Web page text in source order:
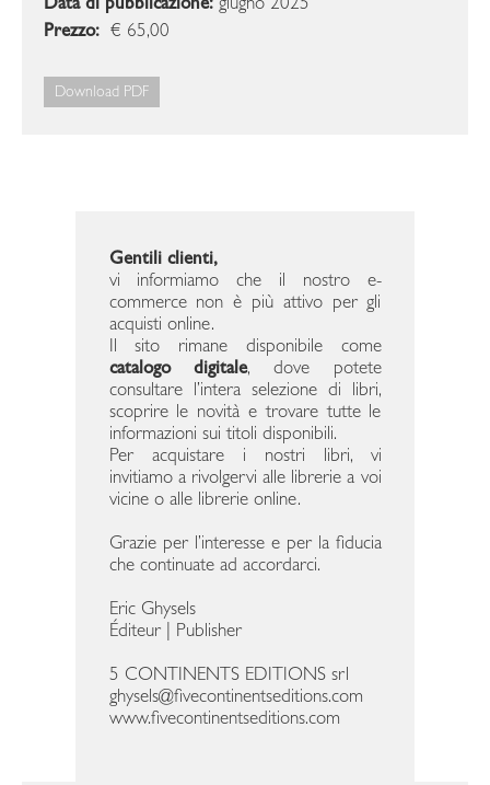
Data di pubblicazione: giugno 2025
Prezzo: € 65,00
Download PDF
Gentili clienti,
vi informiamo che il nostro e-
commerce non è più attivo per gli
acquisti online.
Il sito rimane disponibile come
catalogo digitale, dove potete
consultare l’intera selezione di libri,
scoprire le novità e trovare tutte le
informazioni sui titoli disponibili.
Per acquistare i nostri libri, vi
invitiamo a rivolgervi alle librerie a voi
vicine o alle librerie online.
Grazie per l’interesse e per la fiducia
che continuate ad accordarci.
Eric Ghysels
Éditeur | Publisher
5 CONTINENTS EDITIONS srl
ghysels@fivecontinentseditions.com
www.fivecontinentseditions.com